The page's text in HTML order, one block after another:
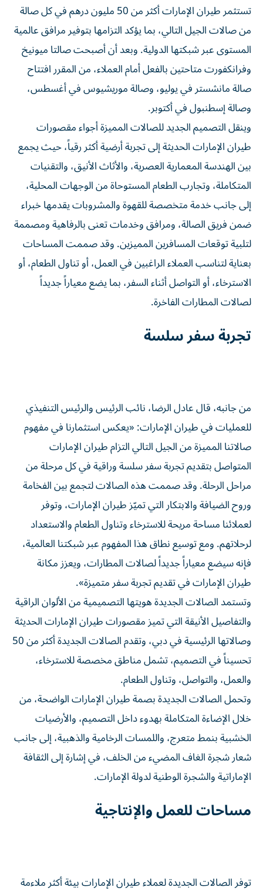
تستثمر طيران الإمارات أكثر من 50 مليون درهم في كل صالة
من صالات الجيل التالي، بما يؤكد التزامها بتوفير مرافق عالمية
المستوى عبر شبكتها الدولية. وبعد أن أصبحت صالتا ميونيخ
وفرانكفورت متاحتين بالفعل أمام العملاء، من المقرر افتتاح
صالة مانشستر في يوليو، وصالة موريشيوس في أغسطس،
وصالة إسطنبول في أكتوبر.
وينقل التصميم الجديد للصالات المميزة أجواء مقصورات
طيران الإمارات الحديثة إلى تجربة أرضية أكثر رقياً، حيث يجمع
بين الهندسة المعمارية العصرية، والأثاث الأنيق، والتقنيات
المتكاملة، وتجارب الطعام المستوحاة من الوجهات المحلية،
إلى جانب خدمة متخصصة للقهوة والمشروبات يقدمها خبراء
ضمن فريق الصالة، ومرافق وخدمات تعنى بالرفاهية ومصممة
لتلبية توقعات المسافرين المميزين. وقد صممت المساحات
بعناية لتناسب العملاء الراغبين في العمل، أو تناول الطعام، أو
الاسترخاء، أو التواصل أثناء السفر، بما يضع معياراً جديداً
لصالات المطارات الفاخرة.
تجربة سفر سلسة
من جانبه، قال عادل الرضا، نائب الرئيس والرئيس التنفيذي
للعمليات في طيران الإمارات: «يعكس استثمارنا في مفهوم
صالاتنا المميزة من الجيل التالي التزام طيران الإمارات
المتواصل بتقديم تجربة سفر سلسة وراقية في كل مرحلة من
مراحل الرحلة. وقد صممت هذه الصالات لتجمع بين الفخامة
وروح الضيافة والابتكار التي تميّز طيران الإمارات، وتوفر
لعملائنا مساحة مريحة للاسترخاء وتناول الطعام والاستعداد
لرحلاتهم. ومع توسيع نطاق هذا المفهوم عبر شبكتنا العالمية،
فإنه سيضع معياراً جديداً لصالات المطارات، ويعزز مكانة
طيران الإمارات في تقديم تجربة سفر متميزة».
وتستمد الصالات الجديدة هويتها التصميمية من الألوان الراقية
والتفاصيل الأنيقة التي تميز مقصورات طيران الإمارات الحديثة
وصالاتها الرئيسية في دبي، وتقدم الصالات الجديدة أكثر من 50
تحسيناً في التصميم، تشمل مناطق مخصصة للاسترخاء،
والعمل، والتواصل، وتناول الطعام.
وتحمل الصالات الجديدة بصمة طيران الإمارات الواضحة، من
خلال الإضاءة المتكاملة بهدوء داخل التصميم، والأرضيات
الخشبية بنمط متعرج، واللمسات الرخامية والذهبية، إلى جانب
شعار شجرة الغاف المضيء من الخلف، في إشارة إلى الثقافة
الإماراتية والشجرة الوطنية لدولة الإمارات.
مساحات للعمل والإنتاجية
توفر الصالات الجديدة لعملاء طيران الإمارات بيئة أكثر ملاءمة